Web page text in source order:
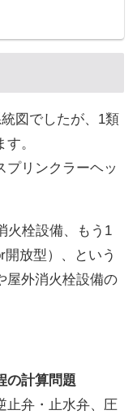
図でしたが、1類
。
プリンクラーヘッ
火栓設備、もう1
放型）、という
屋外消火栓設備の
の計算問題
止弁・止水弁、圧